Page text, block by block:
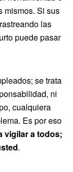
mismos. Si sus
las
puede pasar
se trata
ni
cualquiera
Es por eso
vigilar a todos;
.